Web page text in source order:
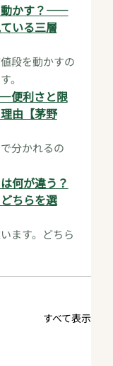
動かす？——
いる三層
段を動かすの
。
便利さと限
由【茅野
分かれるの
何が違う？
ちらを選
ます。どちら
すべて表示